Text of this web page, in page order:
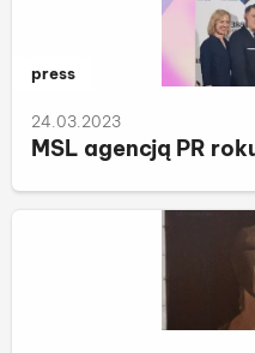
Należy do kategorii:
press
24.03.2023
MSL agencją PR